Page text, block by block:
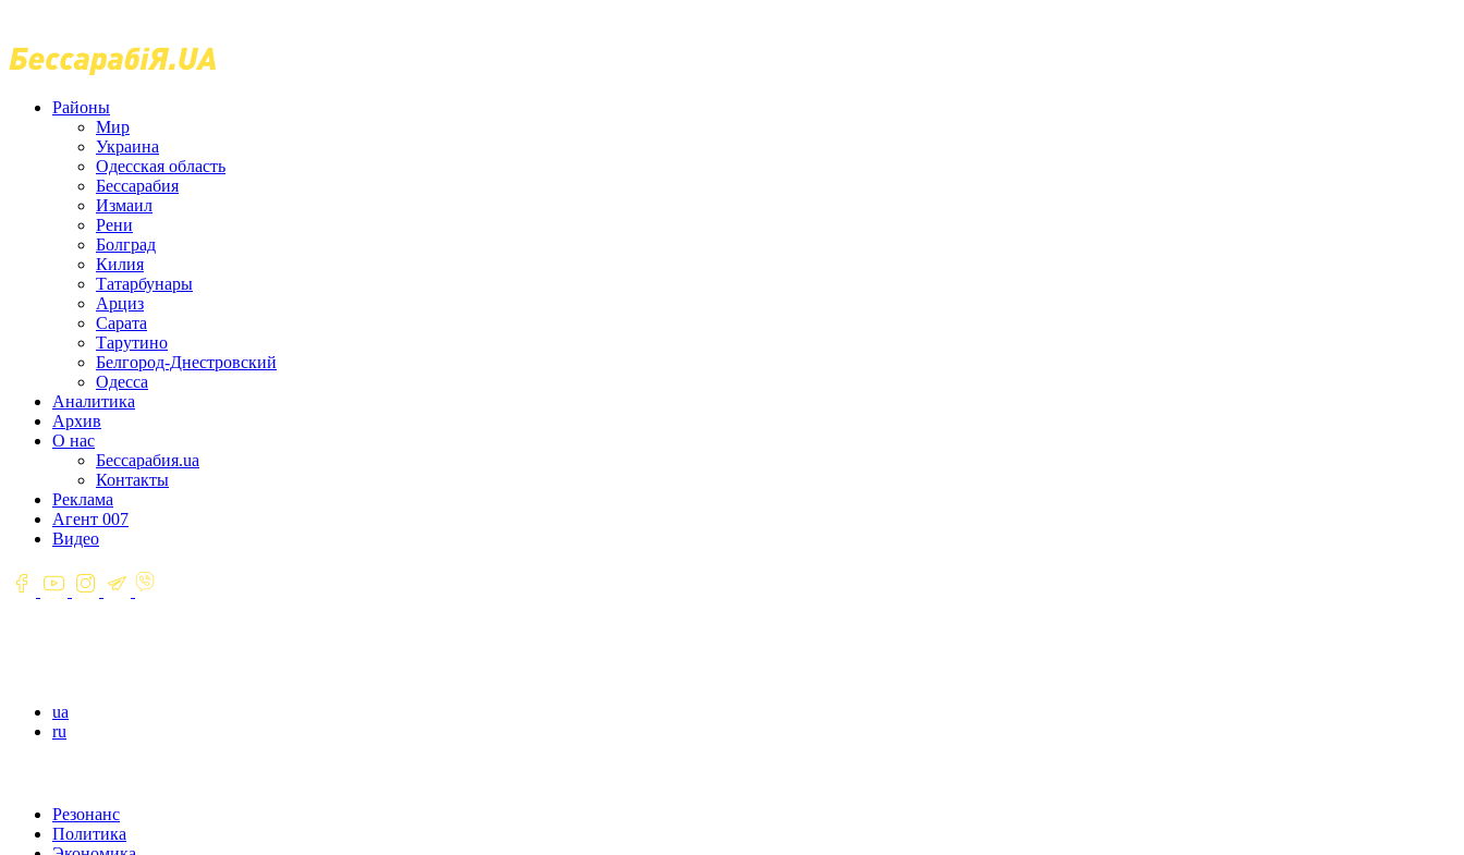
Районы
Мир
Украина
Одесская область
Бессарабия
Измаил
Рени
Болград
Килия
Татарбунары
Арциз
Сарата
Тарутино
Белгород-Днестровский
Одесса
Аналитика
Архив
О нас
Бессарабия.ua
Контакты
Реклама
Агент 007
Видео
ua
ru
Резонанс
Политика